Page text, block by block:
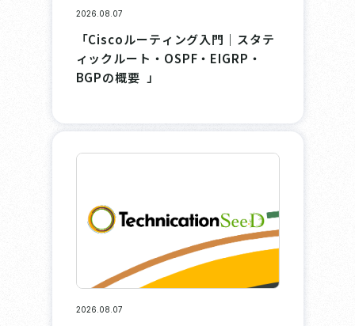
2026.08.07
「Ciscoルーティング入門｜スタテ
ィックルート・OSPF・EIGRP・
BGPの概要 」
2026.08.07